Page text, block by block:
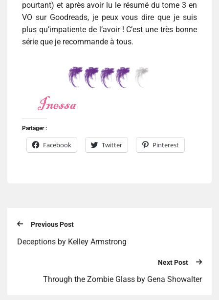
pourtant) et après avoir lu le résumé du tome 3 en
VO sur Goodreads, je peux vous dire que je suis
plus qu’impatiente de l’avoir ! C’est une très bonne
série que je recommande à tous.
Partager :
Facebook Twitter Pinterest
Previous Post
Deceptions by Kelley Armstrong
Next Post
Through the Zombie Glass by Gena Showalter